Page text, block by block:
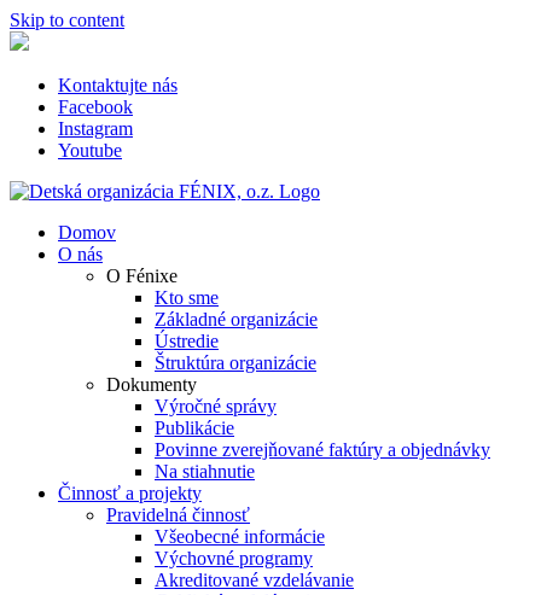
Skip to content
Kontaktujte nás
Facebook
Instagram
Youtube
Domov
O nás
O Fénixe
Kto sme
Základné organizácie
Ústredie
Štruktúra organizácie
Dokumenty
Výročné správy
Publikácie
Povinne zverejňované faktúry a objednávky
Na stiahnutie
Činnosť a projekty
Pravidelná činnosť
Všeobecné informácie
Výchovné programy
Akreditované vzdelávanie